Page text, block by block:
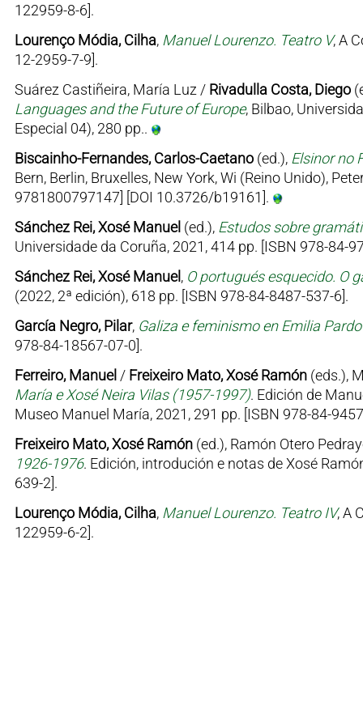
122959-8-6].
Lourenço Módia, Cilha, Manuel Lourenzo. Teatro V, A
12-2959-7-9].
Suárez Castiñeira, María Luz / Rivadulla Costa, Diego
Languages and the Future of Europe, Bilbao,
Especial 04), 280 pp..
Biscainho-Fernandes, Carlos-Caetano(ed.), Elsinor no
Bern, Berlin, Bruxelles, New York, Wi (Reino Unido),
9781800797147] [DOI 10.3726/b19161].
Sánchez Rei, Xosé Manuel (ed.), Estudos sobre
Universidade da Coruña, 2021, 414 pp. [ISBN 978-84-
Sánchez Rei, Xosé Manuel, O portugués esquecido. O
(2022, 2ª edición), 618 pp. [ISBN 978-84-8487-537-6].
García Negro, Pilar, Galiza e feminismo en Emilia
978-84-18567-07-0].
Ferreiro, Manuel / Freixeiro Mato, Xosé Ramón(eds.),
María e Xosé Neira Vilas (1957-1997). Edición de
Museo Manuel María, 2021, 291 pp. [ISBN 978-84-
Freixeiro Mato, Xosé Ramón(ed.), Ramón Otero
1926-1976. Edición, introdución e notas de Xosé
639-2].
Lourenço Módia, Cilha, Manuel Lourenzo. Teatro IV, A
122959-6-2].